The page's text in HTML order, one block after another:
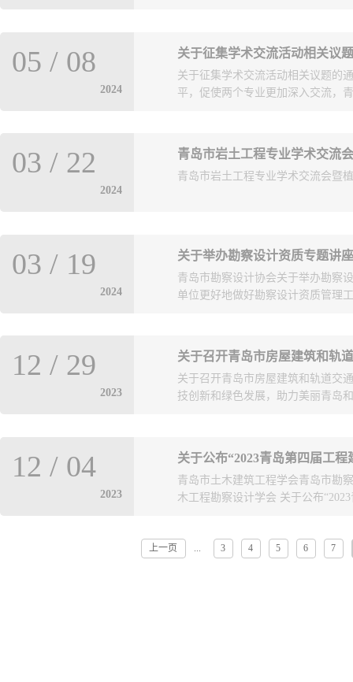
、净水设备等供水领域系列产品设
项行业标准，是国内供水设备的领
行。我会近期根据有关单位意见，
活动，现将有关事项预先通知如下
市阳光大道177号），之后返回青
单位相关专业技术负责人（每单
关于征集学术交流活动相关议
2024
05 / 08
关于征集学术交流活动相关议题的
平，促使两个专业更加深入交流，
员会、青岛市土木工程学会地基基
定将于近期举办“岩土&结构学术交
内容： 岩土、结构两专业对对方
2024年5月8日
青岛市岩土工程专业学术交流
2024
03 / 22 青岛市岩土工程专业学术交流会暨
关于举办勘察设计资质专题讲
2024
03 / 19
青岛市勘察设计协会关于举办勘察
单位更好地做好勘察设计资质管理
有关领导及专家拟于近期组织举
安排：活动拟定在近期举办，具体
围：本次活动仅限我会会员参加，
附后）。三、 问题征集：为有针
（含事业单位改制）以及跨省变更
业在资质管理方面存在的其他问题
qkxmsc@126.com。联系人：王一
察设计资质专题讲座活动报名回执
关于召开青岛市房屋建筑和轨
2023
12 / 29
关于召开青岛市房屋建筑和轨道交
技创新和绿色发展，助力美丽青岛
屋建筑和轨道交通领域噪声与振
享美好生活，提升城市品质二、会
和悦酒店一楼昆仑厅（市南区金湾
（二）支持单位：青岛市勘察设计
位和施工图审查机构的相关管理人
关于公布“2023青岛第四届工
2023
12 / 04
青岛市土木建筑工程学会青岛市勘
木工程勘察设计学会 关于公布
计大赛”评选结果的通知各设计单
上一页 ... 3 4 5 6 7